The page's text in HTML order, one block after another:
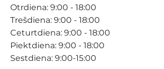
Otrdiena: 9:00 - 18:00
Trešdiena: 9:00 - 18:00
Ceturtdiena: 9:00 - 18:00
Piektdiena: 9:00 - 18:00
Sestdiena: 9:00-15:00